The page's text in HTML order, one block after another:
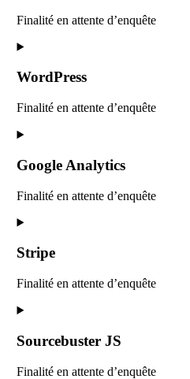
Finalité en attente d’enquête
Consent
service
WordPress
Finalité en attente d’enquête
Consent
service
wordpress
Google Analytics
Finalité en attente d’enquête
Consent
service
google-
analytics
Stripe
Finalité en attente d’enquête
Consent
service
Sourcebuster JS
Finalité en attente d’enquête